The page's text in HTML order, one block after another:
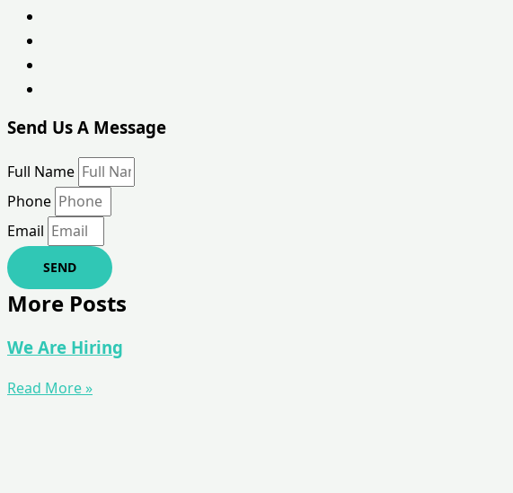
Send Us A Message
Full Name
Phone
Email
SEND
More Posts
We Are Hiring
Read More »